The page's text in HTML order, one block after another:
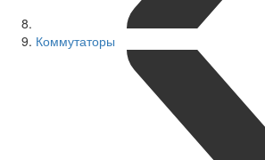
Коммутаторы